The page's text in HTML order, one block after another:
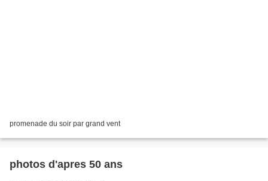
promenade du soir par grand vent
photos d'apres 50 ans